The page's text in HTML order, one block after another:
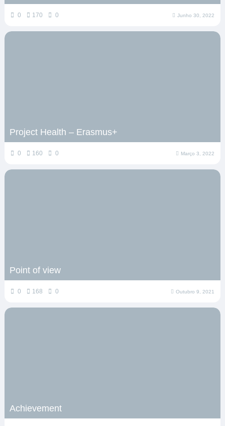
0 170 0 Junho 30, 2022
Project Health – Erasmus+
0 160 0 Março 3, 2022
Point of view
0 168 0 Outubro 9, 2021
Achievement